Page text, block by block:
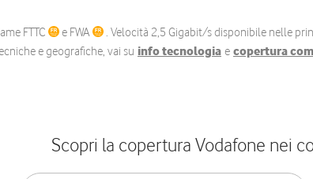
FTTC e FWA . Velocità 2,5 Gigabit/s disponibile nelle
e geografiche, vai su info tecnologia e copertura
Scopri la copertura Vodafone nei